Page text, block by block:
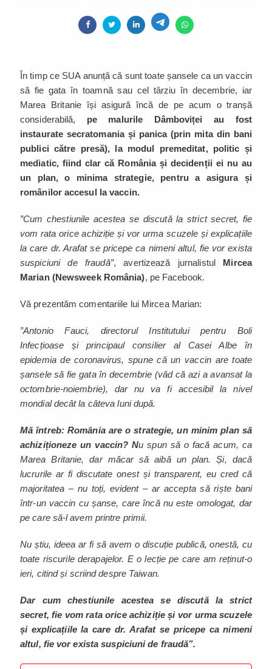
În timp ce SUA anunță că sunt toate șansele ca un vaccin
să fie gata în toamnă sau cel târziu în decembrie, iar
Marea Britanie își asigură încă de pe acum o tranșă
considerabilă, pe malurile Dâmboviței au fost
instaurate secratomania și panica (prin mita din bani
publici către presă), la modul premeditat, politic și
mediatic, fiind clar că România și decidenții ei nu au
un plan, o minima strategie, pentru a asigura și
românilor accesul la vaccin.
”Cum chestiunile acestea se discută la strict secret, fie
vom rata orice achiziție și vor urma scuzele și explicațiile
la care dr. Arafat se pricepe ca nimeni altul, fie vor exista
suspiciuni de fraudă”, avertizează jurnalistul Mircea
Marian (Newsweek România), pe Facebook.
Vă prezentăm comentariile lui Mircea Marian:
”Antonio Fauci, directorul Institutului pentru Boli
Infecțioase și principaul consilier al Casei Albe în
epidemia de coronavirus, spune că un vaccin are toate
șansele să fie gata în decembrie (văd că azi a avansat la
octombrie-noiembrie), dar nu va fi accesibil la nivel
mondial decât la câteva luni după.
Mă întreb: România are o strategie, un minim plan să
achiziționeze un vaccin? Nu spun să o facă acum, ca
Marea Britanie, dar măcar să aibă un plan. Și, dacă
lucrurile ar fi discutate onest și transparent, eu cred că
majoritatea – nu toți, evident – ar accepta să riște bani
într-un vaccin cu șanse, care încă nu este omologat, dar
pe care să-l avem printre primii.
Nu știu, ideea ar fi să avem o discuție publică, onestă, cu
toate riscurile derapajelor. E o lecție pe care am reținut-o
ieri, citind și scriind despre Taiwan.
Dar cum chestiunile acestea se discută la strict
secret, fie vom rata orice achiziție și vor urma scuzele
și explicațiile la care dr. Arafat se pricepe ca nimeni
altul, fie vor exista suspiciuni de fraudă”.